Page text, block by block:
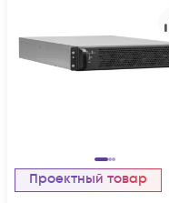
Проектный товар